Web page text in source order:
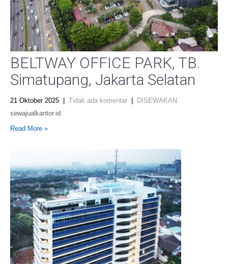
BELTWAY OFFICE PARK, TB.
Simatupang, Jakarta Selatan
21 Oktober 2025 Tidak ada komentar
DISEWAKAN
sewajualkantor.id
Read More »